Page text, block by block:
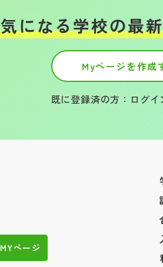
気になる学校の最
Myページを作成
既に登録済の方：ログイ
MYページ